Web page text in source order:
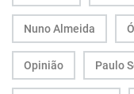
Nuno Almeida
Opinião Paulo